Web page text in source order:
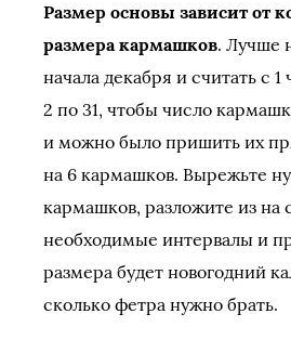
Размер основы зависит от
размера кармашков. Лучше
начала декабря и считать с 1
2 по 31, чтобы число
и можно было пришить их
на 6 кармашков. Вырежьте
кармашков, разложите из на
необходимые интервалы и
размера будет новогодний
сколько фетра нужно брать.